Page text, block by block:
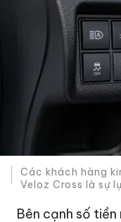
Các khách hàng
Veloz Cross là sự
Bên cạnh số tiền